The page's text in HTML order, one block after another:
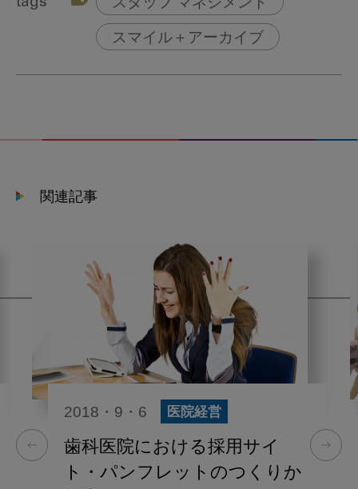
スタッフ マネジメント
スマイル＋アーカイブ
関連記事
2018・9・6 医院経営
歯科医院における採用サイ
ト・パンフレットのつくりか